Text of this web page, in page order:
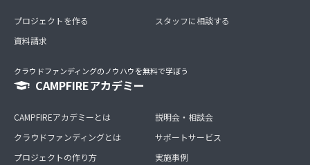
プロジェクトを作る
資料請求
スタッフに相談する
クラウドファンディングのノウハウを無料で学ぼう
CAMPFIREアカデミー
CAMPFIREアカデミーとは
クラウドファンディングとは
プロジェクトの作り方
説明会・相談会
サポートサービス
実施事例